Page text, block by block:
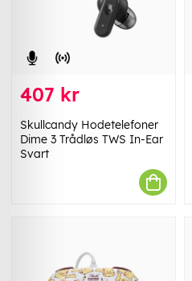
407 kr
Skullcandy Hodetelefoner
Dime 3 Trådløs TWS In-Ear
Svart